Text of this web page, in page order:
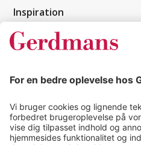
Inspiration
Kundereferencer
Tips & guides
Kontakt
salg@gerdmans.dk